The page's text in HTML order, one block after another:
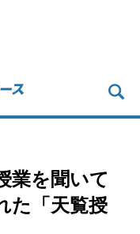
業を聞いて
た「天覧授